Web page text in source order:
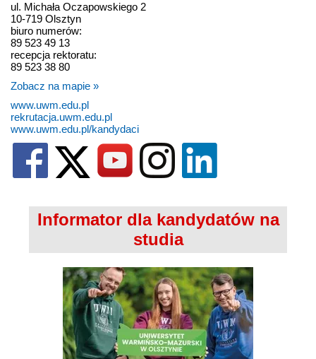
ul. Michała Oczapowskiego 2
10-719 Olsztyn
biuro numerów:
89 523 49 13
recepcja rektoratu:
89 523 38 80
Zobacz na mapie »
www.uwm.edu.pl
rekrutacja.uwm.edu.pl
www.uwm.edu.pl/kandydaci
Informator dla kandydatów na
studia